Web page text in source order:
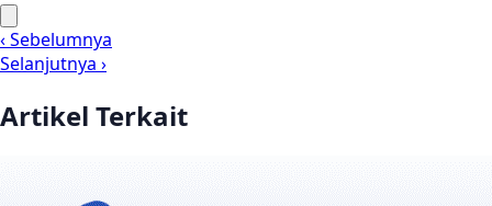
‹ Sebelumnya
Selanjutnya ›
Artikel Terkait